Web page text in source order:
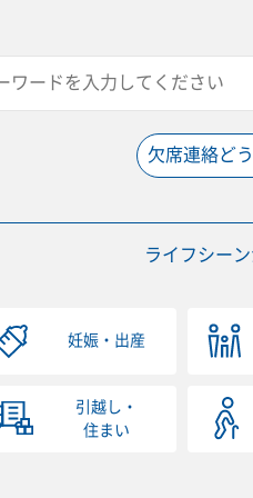
欠席連絡ど
ライフシー
妊娠・出産
引越し・
住まい